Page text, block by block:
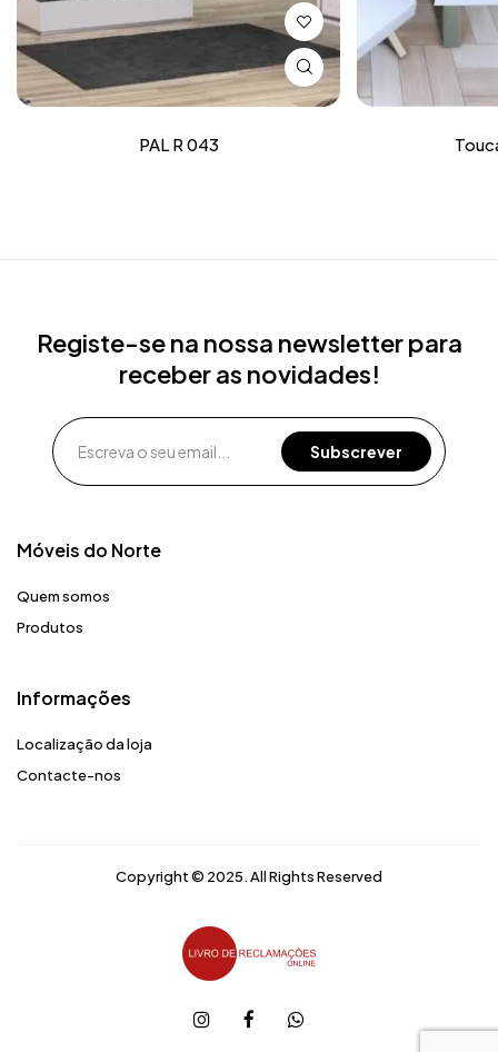
PAL R 043
Móveis do Norte​
Quem somos
Produtos
Registe-se na nossa newsletter para
receber as novidades!
Informações
Localização da loja
Contacte-nos
Copyright © 2025. All Rights Reserved